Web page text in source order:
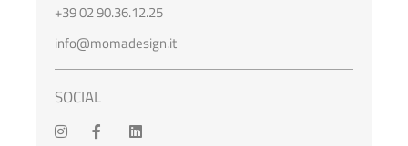
+39 02 90.36.12.25
info@momadesign.it
SOCIAL